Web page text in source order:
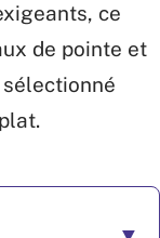
ce
de pointe et